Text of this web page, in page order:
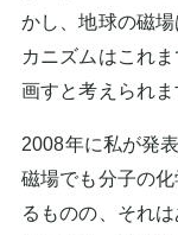
かし、地球の磁
カニズムはこれ
画すと考えられま
2008年に私が発
磁場でも分子の
るものの、それ